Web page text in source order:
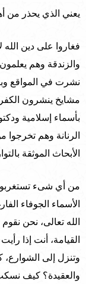
يعني الذي يحذر من
فغاروا على دين الله
والزندقة وهم
نشرت في المواقع
مشايخ ينشرون
بأسماء إسلامية
الرنانة وهم تخرجوا
الأبحاث الموثقة
من أي شىء
الأسماء الجوفاء
الله تعالى، نحن
القيامة، أنت إذا
وتنزل إلى
والعقيدة؟ كيف